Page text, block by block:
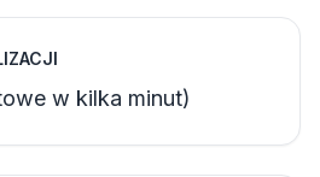
w kilka minut)